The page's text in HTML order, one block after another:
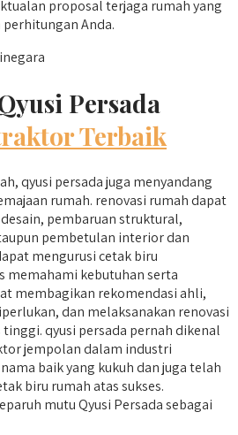
proposal terjaga rumah yang
perhitungan Anda.
Persada
Terbaik
qyusi persada juga menyandang
rumah. renovasi rumah dapat
pembaruan struktural,
pembetulan interior dan
mengurusi cetak biru
memahami kebutuhan serta
membagikan rekomendasi ahli,
dan melaksanakan renovasi
qyusi persada pernah dikenal
jempolan dalam industri
baik yang kukuh dan juga telah
biru rumah atas sukses.
mutu Qyusi Persada sebagai